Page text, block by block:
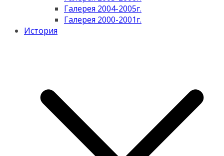
Галерея 2004-2005г.
Галерея 2000-2001г.
История